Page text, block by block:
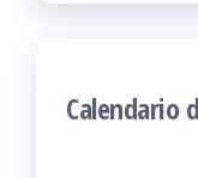
Calendario